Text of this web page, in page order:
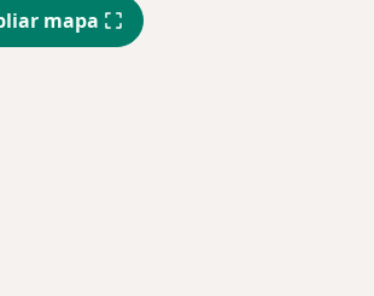
Ago
Sex,
14 Ago
mapa